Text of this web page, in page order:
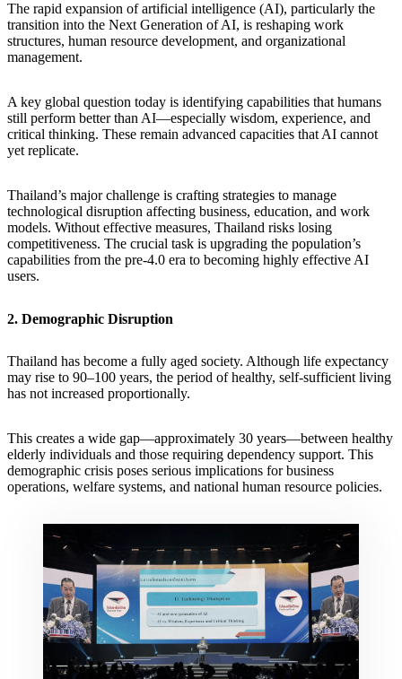
The rapid expansion of artificial intelligence (AI), particularly the
transition into the Next Generation of AI, is reshaping work
structures, human resource development, and organizational
management.
A key global question today is identifying capabilities that humans
still perform better than AI—especially wisdom, experience, and
critical thinking. These remain advanced capacities that AI cannot
yet replicate.
Thailand’s major challenge is crafting strategies to manage
technological disruption affecting business, education, and work
models. Without effective measures, Thailand risks losing
competitiveness. The crucial task is upgrading the population’s
capabilities from the pre-4.0 era to becoming highly effective AI
users.
2. Demographic Disruption
Thailand has become a fully aged society. Although life expectancy
may rise to 90–100 years, the period of healthy, self-sufficient living
has not increased proportionally.
This creates a wide gap—approximately 30 years—between healthy
elderly individuals and those requiring dependency support. This
demographic crisis poses serious implications for business
operations, welfare systems, and national human resource policies.